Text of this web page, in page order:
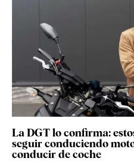
La DGT lo confirma:
seguir conduciendo
conducir de coche